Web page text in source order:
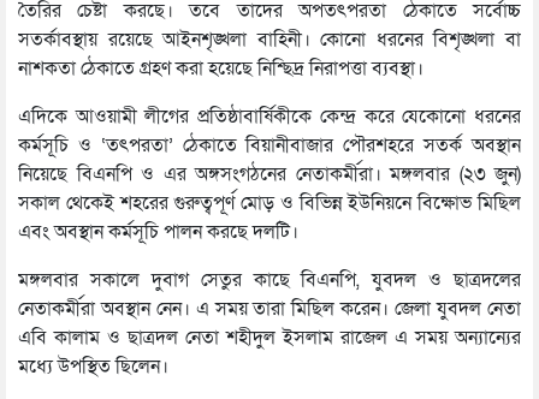
তৈরির চেষ্টা করছে। তবে তাদের অপতৎপরতা ঠেকাতে সর্বোচ্চ
সতর্কাবস্থায় রয়েছে আইনশৃঙ্খলা বাহিনী। কোনো ধরনের বিশৃঙ্খলা বা
নাশকতা ঠেকাতে গ্রহণ করা হয়েছে নিশ্ছিদ্র নিরাপত্তা ব্যবস্থা।
এদিকে আওয়ামী লীগের প্রতিষ্ঠাবার্ষিকীকে কেন্দ্র করে যেকোনো ধরনের
কর্মসূচি ও ‘তৎপরতা’ ঠেকাতে বিয়ানীবাজার পৌরশহরে সতর্ক অবস্থান
নিয়েছে বিএনপি ও এর অঙ্গসংগঠনের নেতাকর্মীরা। মঙ্গলবার (২৩ জুন)
সকাল থেকেই শহরের গুরুত্বপূর্ণ মোড় ও বিভিন্ন ইউনিয়নে বিক্ষোভ মিছিল
এবং অবস্থান কর্মসূচি পালন করছে দলটি।
মঙ্গলবার সকালে দুবাগ সেতুর কাছে বিএনপি, যুবদল ও ছাত্রদলের
নেতাকর্মীরা অবস্থান নেন। এ সময় তারা মিছিল করেন। জেলা যুবদল নেতা
এবি কালাম ও ছাত্রদল নেতা শহীদুল ইসলাম রাজেল এ সময় অন্যান্যের
মধ্যে উপস্থিত ছিলেন।